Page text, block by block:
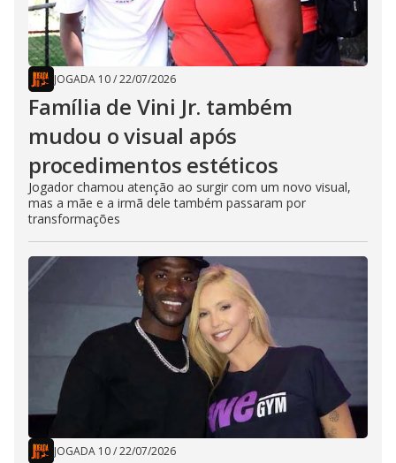
JOGADA 10/22/07/2026
Família de Vini Jr. também
mudou o visual após
procedimentos estéticos
Jogador chamou atenção ao surgir com um novo visual,
mas a mãe e a irmã dele também passaram por
transformações
JOGADA 10/22/07/2026